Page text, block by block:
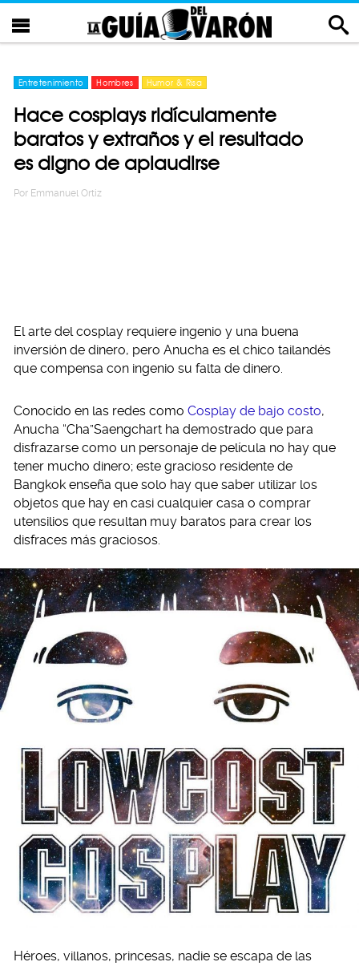
Entretenimiento Hombres Humor & Risa
Hace cosplays ridículamente
baratos y extraños y el resultado
es digno de aplaudirse
Por Emmanuel Ortiz
El arte del cosplay requiere ingenio y una buena
inversión de dinero, pero Anucha es el chico tailandés
que compensa con ingenio su falta de dinero.
Conocido en las redes como Cosplay de bajo costo,
Anucha “Cha”Saengchart ha demostrado que para
disfrazarse como un personaje de película no hay que
tener mucho dinero; este gracioso residente de
Bangkok enseña que solo hay que saber utilizar los
objetos que hay en casi cualquier casa o comprar
utensilios que resultan muy baratos para crear los
disfraces más graciosos.
Héroes, villanos, princesas, nadie se escapa de las